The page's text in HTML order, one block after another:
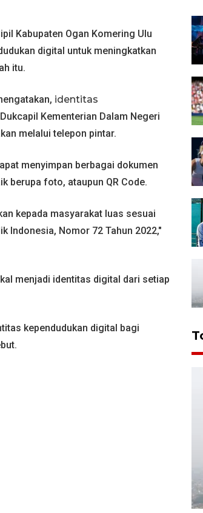
Kabupaten Ogan Komering Ulu
digital untuk meningkatkan
itu.
identitas
Kementerian Dalam Negeri
melalui telepon pintar.
menyimpan berbagai dokumen
berupa foto, ataupun QR Code.
kepada masyarakat luas sesuai
Indonesia, Nomor 72 Tahun 2022,"
menjadi identitas digital dari setiap
kependudukan digital bagi